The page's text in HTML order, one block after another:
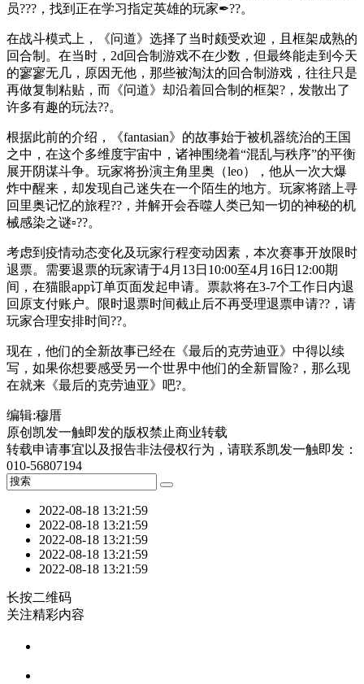
员???，找到正在学习指定英雄的玩家✒??。
在战斗模式上，《问道》选择了当时颇受欢迎，且框架成熟的
回合制。在当时，2d回合制游戏不在少数，但最终能走到今天
的寥寥无几，原因无他，那些被淘汰的回合制游戏，往往只是
再做复制粘贴，而《问道》却沿着回合制的框架?，发散出了
许多有趣的玩法??。
根据此前的介绍，《fantasian》的故事始于被机器统治的王国
之中，在这个多维度宇宙中，诸神围绕着“混乱与秩序”的平衡
展开阴谋斗争。玩家将扮演主角里奥（leo），他从一次大爆
炸中醒来，却发现自己迷失在一个陌生的地方。玩家将踏上寻
回里奥记忆的旅程??，并解开会吞噬人类已知一切的神秘的机
械感染之谜▫??。
考虑到疫情动态变化及玩家行程变动因素，本次赛事开放限时
退票。需要退票的玩家请于4月13日10:00至4月16日12:00期
间，在猫眼app订单页面发起申请。票款将在3-7个工作日内退
回原支付账户。限时退票时间截止后不再受理退票申请??，请
玩家合理安排时间??。
现在，他们的全新故事已经在《最后的克劳迪亚》中得以续
写，如果你想要感受另一个世界中他们的全新冒险?，那么现
在就来《最后的克劳迪亚》吧?。
编辑:穆厝
原创凯发一触即发的版权禁止商业转载
转载申请事宜以及报告非法侵权行为，请联系凯发一触即发：
010-56807194
2022-08-18 13:21:59
2022-08-18 13:21:59
2022-08-18 13:21:59
2022-08-18 13:21:59
2022-08-18 13:21:59
长按二维码
关注精彩内容